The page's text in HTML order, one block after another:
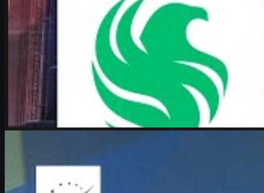
Michael Johnson
Counter-Strike 2juni 17, 2026
Boombl4 og Counter-Strike: Et liv viet til CS2 og cs